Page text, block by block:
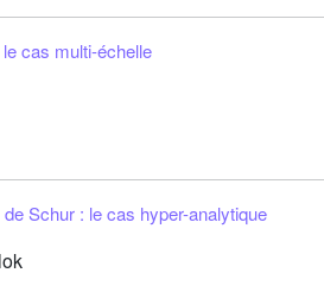
cas multi-échelle
Schur : le cas hyper-analytique